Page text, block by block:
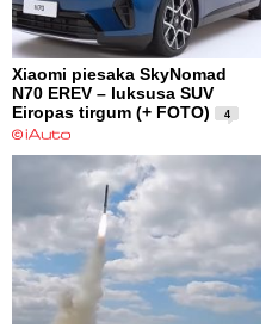
Xiaomi piesaka SkyNomad
N70 EREV – luksusa SUV
Eiropas tirgum (+ FOTO)
4